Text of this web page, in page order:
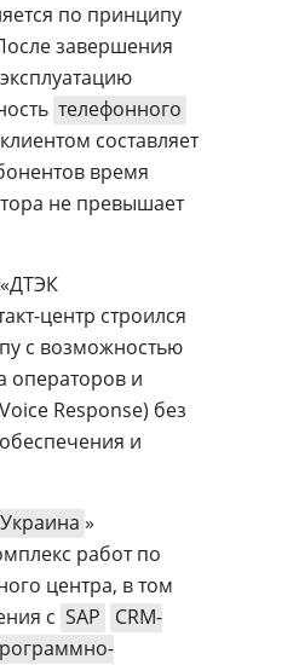
по принципу
завершения
телефонного
составляет
время
не превышает
центр строился
с возможностью
операторов и
Response) без
и
»
работ по
центра, в том
с SAP
CRM-